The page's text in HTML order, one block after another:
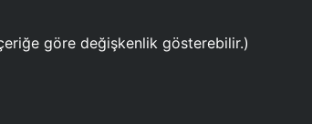
göre değişkenlik gösterebilir.)